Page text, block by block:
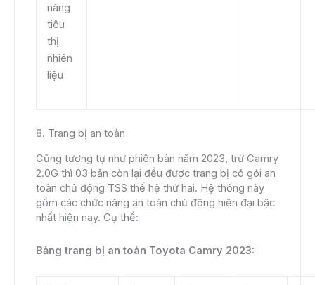
năng
tiêu
thị
nhiên
liệu
8. Trang bị an toàn
Cũng tương tự như phiên bản năm 2023, trừ Camry
2.0G thì 03 bản còn lại đều được trang bị có gói an
toàn chủ động TSS thế hệ thứ hai. Hệ thống này
gồm các chức năng an toàn chủ động hiện đại bậc
nhất hiện nay. Cụ thể:
Bảng trang bị an toàn Toyota Camry 2023: